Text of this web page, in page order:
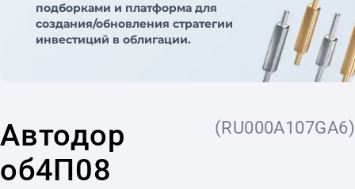
подборками и платформа для
создания/обновления стратегии
инвестиций в облигации.
Автодор
об4П08
(RU000A107GA6)